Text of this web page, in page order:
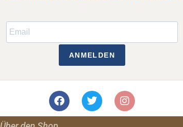
ANMELDEN